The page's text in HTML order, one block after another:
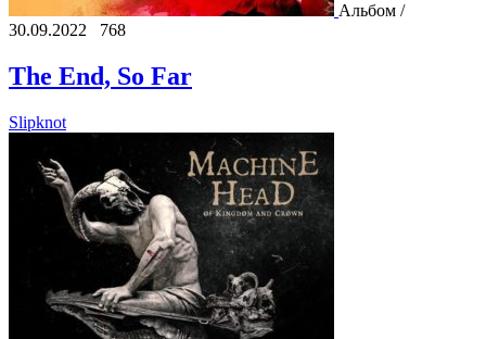
Альбом /
30.09.2022
768
The End, So Far
Slipknot